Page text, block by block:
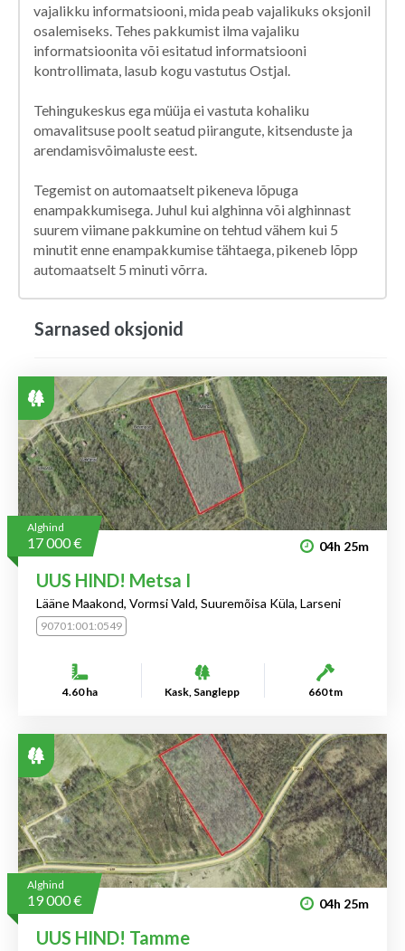
vajalikku informatsiooni, mida peab vajalikuks oksjonil
osalemiseks. Tehes pakkumist ilma vajaliku
informatsioonita või esitatud informatsiooni
kontrollimata, lasub kogu vastutus Ostjal.
Tehingukeskus ega müüja ei vastuta kohaliku
omavalitsuse poolt seatud piirangute, kitsenduste ja
arendamisvõimaluste eest.
Tegemist on automaatselt pikeneva lõpuga
enampakkumisega. Juhul kui alghinna või alghinnast
suurem viimane pakkumine on tehtud vähem kui 5
minutit enne enampakkumise tähtaega, pikeneb lõpp
automaatselt 5 minuti võrra.
Sarnased oksjonid
Alghind
17 000 € 04h 25m
UUS HIND! Metsa I
Lääne Maakond, Vormsi Vald, Suuremõisa Küla, Larseni
90701:001:0549
4.60 ha Kask, Sanglepp 660 tm
Alghind
19 000 € 04h 25m
UUS HIND! Tamme